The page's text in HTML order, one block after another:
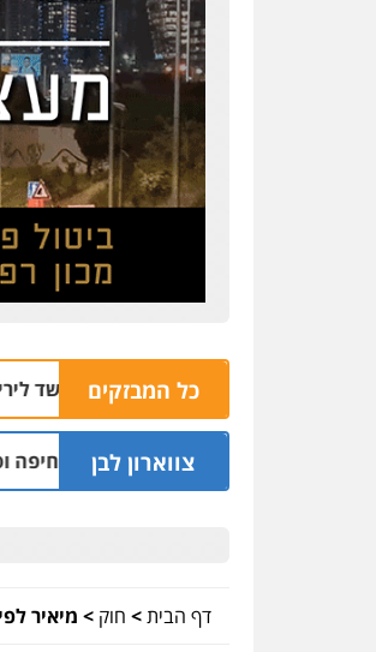
כל המבזקים
שבע: שניים נעצרו בחשד לירי ואיומים
צווארון לבן
יו"ר ש"ס לשעבר בחיפה וסינדיקאט
דף הבית> חוק > מיאיר